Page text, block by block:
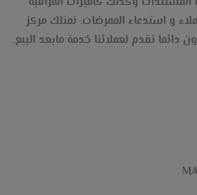
و استدعاء الممرضات. نمتلك مركز
دائما نقدم لعملائنا خدمة مابعد البيع.